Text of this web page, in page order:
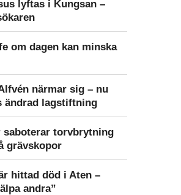
lyftas i Kungsan –
om dagen kan minska
närmar sig – nu
ändrad lagstiftning
torv­brytning
gräv­skopor
hittad död i Aten –
andra”